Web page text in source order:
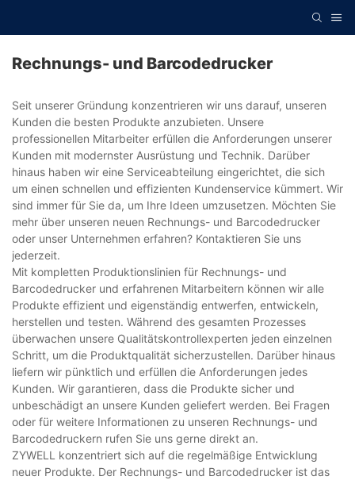
Rechnungs- und Barcodedrucker
Seit unserer Gründung konzentrieren wir uns darauf, unseren
Kunden die besten Produkte anzubieten. Unsere
professionellen Mitarbeiter erfüllen die Anforderungen unserer
Kunden mit modernster Ausrüstung und Technik. Darüber
hinaus haben wir eine Serviceabteilung eingerichtet, die sich
um einen schnellen und effizienten Kundenservice kümmert. Wir
sind immer für Sie da, um Ihre Ideen umzusetzen. Möchten Sie
mehr über unseren neuen Rechnungs- und Barcodedrucker
oder unser Unternehmen erfahren? Kontaktieren Sie uns
jederzeit.
Mit kompletten Produktionslinien für Rechnungs- und
Barcodedrucker und erfahrenen Mitarbeitern können wir alle
Produkte effizient und eigenständig entwerfen, entwickeln,
herstellen und testen. Während des gesamten Prozesses
überwachen unsere Qualitätskontrollexperten jeden einzelnen
Schritt, um die Produktqualität sicherzustellen. Darüber hinaus
liefern wir pünktlich und erfüllen die Anforderungen jedes
Kunden. Wir garantieren, dass die Produkte sicher und
unbeschädigt an unsere Kunden geliefert werden. Bei Fragen
oder für weitere Informationen zu unseren Rechnungs- und
Barcodedruckern rufen Sie uns gerne direkt an.
ZYWELL konzentriert sich auf die regelmäßige Entwicklung
neuer Produkte. Der Rechnungs- und Barcodedrucker ist das